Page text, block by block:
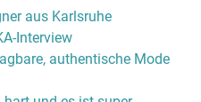
aus Karlsruhe
Interview
authentische Mode